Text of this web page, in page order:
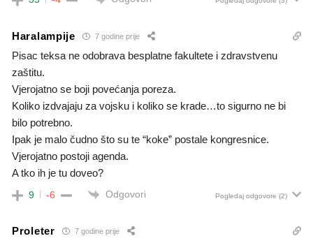
Haralampije 7 godine prije
Pisac teksa ne odobrava besplatne fakultete i zdravstvenu
zaštitu.
Vjerojatno se boji povećanja poreza.
Koliko izdvajaju za vojsku i koliko se krade…to sigurno ne bi
bilo potrebno.
Ipak je malo čudno što su te “koke” postale kongresnice.
Vjerojatno postoji agenda.
A tko ih je tu doveo?
9 -6 Odgovori Pogledaj odgovore (2)
Proleter 7 godine prije